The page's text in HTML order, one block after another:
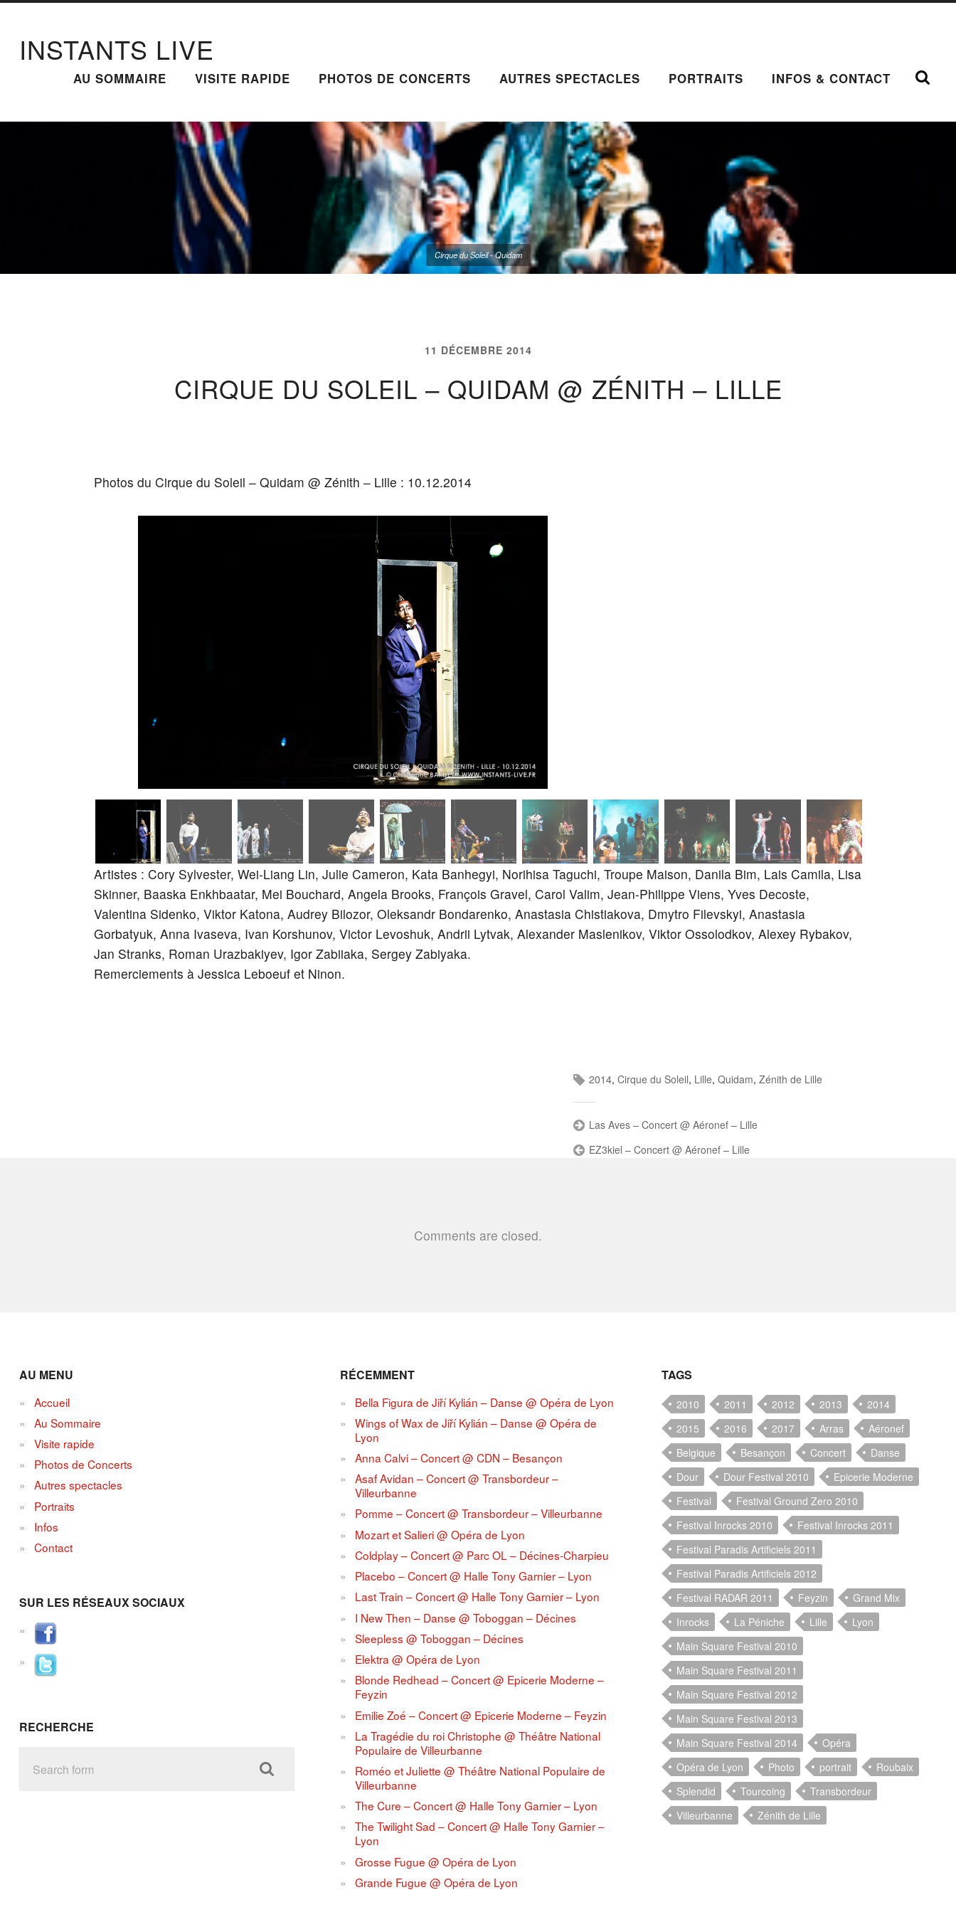
INSTANTS LIVE
AU SOMMAIRE VISITE RAPIDE PHOTOS DE CONCERTS AUTRES SPECTACLES PORTRAITS INFOS & CONTACT
Cirque du Soleil - Quidam
11 DÉCEMBRE 2014
CIRQUE DU SOLEIL – QUIDAM @ ZÉNITH – LILLE
Photos du Cirque du Soleil – Quidam @ Zénith – Lille : 10.12.2014
Artistes : Cory Sylvester, Wei-Liang Lin, Julie Cameron, Kata Banhegyi, Norihisa Taguchi, Troupe Maison, Danila Bim, Lais Camila, Lisa
Skinner, Baaska Enkhbaatar, Mei Bouchard, Angela Brooks, François Gravel, Carol Valim, Jean-Philippe Viens, Yves Decoste,
Valentina Sidenko, Viktor Katona, Audrey Bilozor, Oleksandr Bondarenko, Anastasia Chistiakova, Dmytro Filevskyi, Anastasia
Gorbatyuk, Anna Ivaseva, Ivan Korshunov, Victor Levoshuk, Andrii Lytvak, Alexander Maslenikov, Viktor Ossolodkov, Alexey Rybakov,
Jan Stranks, Roman Urazbakiyev, Igor Zabiiaka, Sergey Zabiyaka.
Remerciements à Jessica Leboeuf et Ninon.
2014,Cirque du Soleil, Lille,Quidam,Zénith de Lille
Las Aves – Concert @ Aéronef – Lille
EZ3kiel – Concert @ Aéronef – Lille
Comments are closed.
AU MENU
Accueil
Au Sommaire
Visite rapide
Photos de Concerts
Autres spectacles
Portraits
Infos
Contact
SUR LES RÉSEAUX SOCIAUX
RECHERCHE
RÉCEMMENT
Bella Figura de Jiří Kylián – Danse @ Opéra de Lyon
Wings of Wax de Jiří Kylián – Danse @ Opéra de
Lyon
Anna Calvi – Concert @ CDN – Besançon
Asaf Avidan – Concert @ Transbordeur –
Villeurbanne
Pomme – Concert @ Transbordeur – Villeurbanne
Mozart et Salieri @ Opéra de Lyon
Coldplay – Concert @ Parc OL – Décines-Charpieu
Placebo – Concert @ Halle Tony Garnier – Lyon
Last Train – Concert @ Halle Tony Garnier – Lyon
I New Then – Danse @ Toboggan – Décines
Sleepless @ Toboggan – Décines
Elektra @ Opéra de Lyon
Blonde Redhead – Concert @ Epicerie Moderne –
Feyzin
Emilie Zoé – Concert @ Epicerie Moderne – Feyzin
La Tragédie du roi Christophe @ Théâtre National
Populaire de Villeurbanne
Roméo et Juliette @ Théâtre National Populaire de
Villeurbanne
The Cure – Concert @ Halle Tony Garnier – Lyon
The Twilight Sad – Concert @ Halle Tony Garnier –
Lyon
Grosse Fugue @ Opéra de Lyon
Grande Fugue @ Opéra de Lyon
TAGS
2010 2011 2012 2013
2014
2015
2016 2017 Arras
Aéronef
Belgique
Besançon Concert
Danse
Dour
Dour Festival 2010
Epicerie Moderne
Festival
Festival Ground Zero 2010
Festival Inrocks 2010
Festival Inrocks 2011
Festival Paradis Artificiels 2011
Festival Paradis Artificiels 2012
Festival RADAR 2011
Feyzin
Grand Mix
Inrocks
La Péniche Lille
Lyon
Main Square Festival 2010
Main Square Festival 2011
Main Square Festival 2012
Main Square Festival 2013
Main Square Festival 2014
Opéra
Opéra de Lyon
Photo portrait
Roubaix
Splendid
Tourcoing
Transbordeur
Villeurbanne
Zénith de Lille